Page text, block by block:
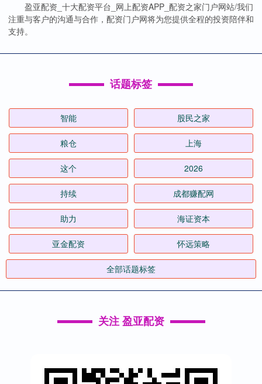
盈亚配资_十大配资平台_网上配资APP_配资之家门户网站/我们
注重与客户的沟通与合作，配资门户网将为您提供全程的投资陪伴和
支持。
话题标签
智能 股民之家
粮仓 上海
这个 2026
持续 成都赚配网
助力 海证资本
亚金配资 怀远策略
全部话题标签
关注 盈亚配资